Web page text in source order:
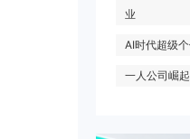
业
AI时代超级
一人公司崛